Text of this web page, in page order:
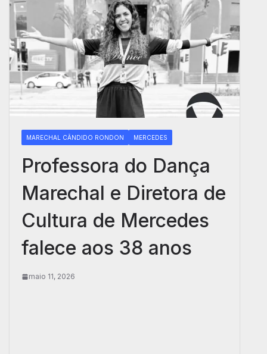
MARECHAL CÂNDIDO RONDON MERCEDES
Professora do Dança
Marechal e Diretora de
Cultura de Mercedes
falece aos 38 anos
maio 11, 2026